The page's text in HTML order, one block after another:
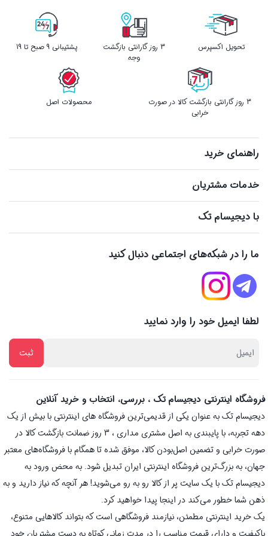
تحویل اکسپرس
3 روز گارانتی بازگشت
وجه
پشتیبانی 9 صبح تا 19
3 روز گارانتی بازگشت کالا در صورت
خرابی
محصولات اصل
راهنمای خرید
خدمات مشتریان
با دیجیسام تک
ما را در شبکه‌های اجتماعی دنبال کنید
لطفا ایمیل خود را وارد نمایید
فروشگاه اینترنتی دیجیسام تک ، بررسی، انتخاب و خرید آنلاین
دیجیسام تک به عنوان یکی از قدیمی‌ترین فروشگاه های اینترنتی با بیش از یک
دهه تجربه، با پایبندی به اصل مشتری مداری ، 3 روز ضمانت بازگشت کالا در
صورت خرابی و تضمین اصل‌بودن کالا، موفق شده تا همگام با فروشگاه‌های معتبر
جهان، به بزرگ‌ترین فروشگاه اینترنتی ایران تبدیل شود. به محض ورود به
دیجیسام تک با یک سایت پر از کالا رو به رو می‌شوید! هر آنچه که نیاز دارید و به
ذهن شما خطور می‌کند در اینجا پیدا خواهید کرد.
یک خرید اینترنتی مطمئن، نیازمند فروشگاهی است که بتواند کالاهایی متنوع،